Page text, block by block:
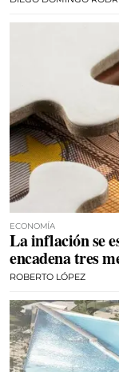
ECONOMÍA
La inflación se
encadena tres
ROBERTO LÓPEZ